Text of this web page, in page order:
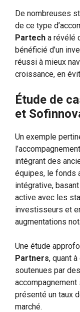
De nombreuses
de ce type
Partech a révélé
bénéficié d’un
réussi à mieux
croissance, en
Étude de
et
Un exemple
intégrant des
équipes, le fonds
intégrative,
active avec les
investisseurs et
augmentations
Une étude
Partners, quant
soutenues par
présenté un taux
marché.